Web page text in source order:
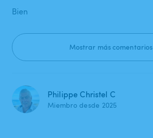
Bien
Mostrar más comentarios
Philippe Christel C
Miembro desde 2025